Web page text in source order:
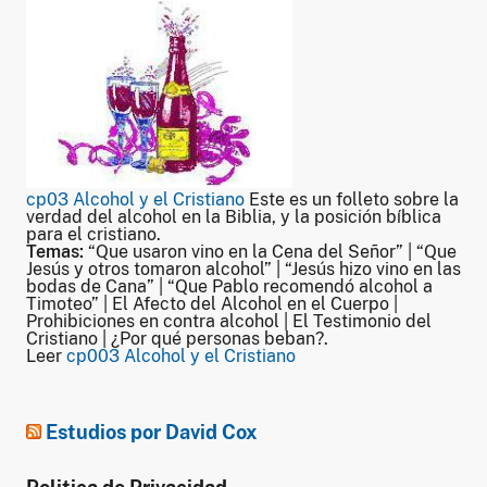
cp03 Alcohol y el Cristiano Este es un folleto sobre la
verdad del alcohol en la Biblia, y la posición bíblica
para el cristiano.
Temas: “Que usaron vino en la Cena del Señor” | “Que
Jesús y otros tomaron alcohol” | “Jesús hizo vino en las
bodas de Cana” | “Que Pablo recomendó alcohol a
Timoteo” | El Afecto del Alcohol en el Cuerpo |
Prohibiciones en contra alcohol | El Testimonio del
Cristiano | ¿Por qué personas beban?.
Leer cp003 Alcohol y el Cristiano
Estudios por David Cox